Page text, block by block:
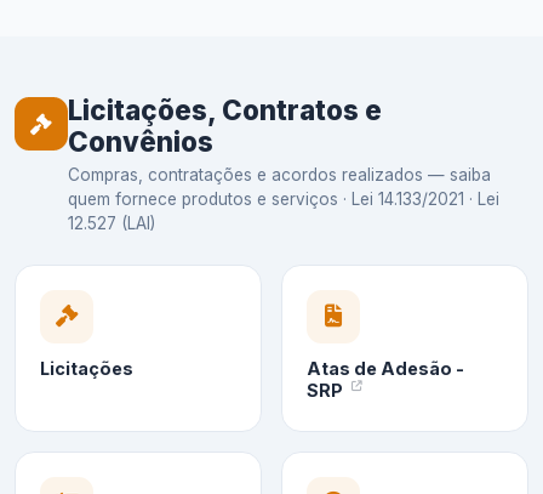
Licitações, Contratos e
Convênios
Compras, contratações e acordos realizados — saiba
quem fornece produtos e serviços · Lei 14.133/2021 · Lei
12.527 (LAI)
Licitações
Atas de Adesão -
SRP